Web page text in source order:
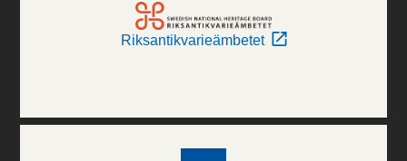
Riksantikvarieämbetet